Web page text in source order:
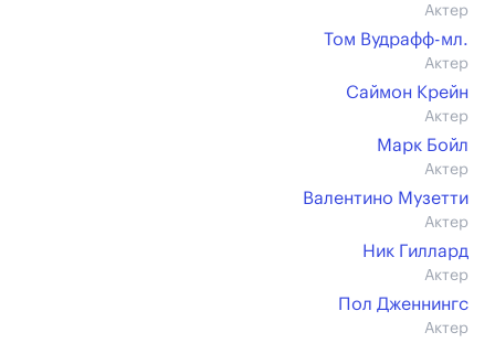
Актер
Том Вудрафф-мл.
Актер
Саймон Крейн
Актер
Марк Бойл
Актер
Валентино Музетти
Актер
Ник Гиллард
Актер
Пол Дженнингс
Актер